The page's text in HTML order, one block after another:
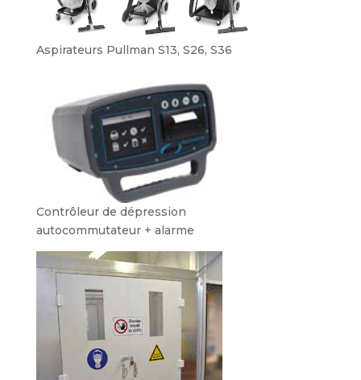
Aspirateurs Pullman S13, S26, S36
Contrôleur de dépression
autocommutateur + alarme